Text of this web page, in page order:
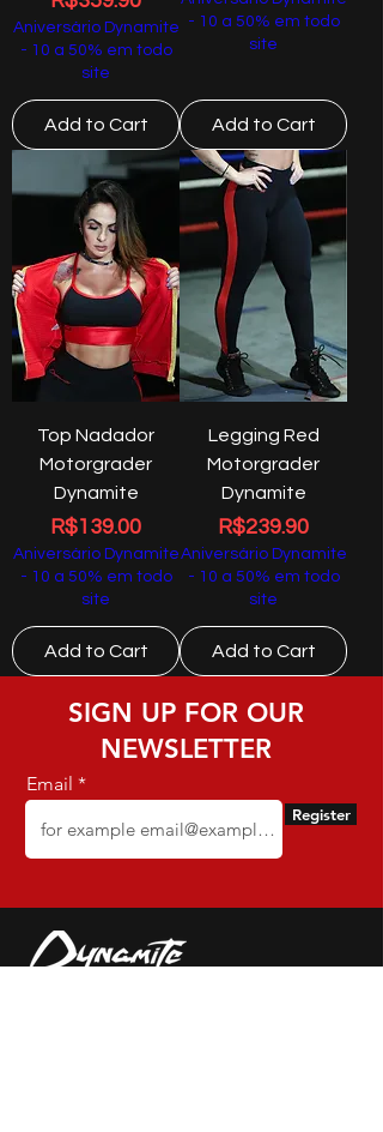
Aniversário Dynamite
- 10 a 50% em todo
site
Add to Cart
- 10 a 50% em todo
site
Add to Cart
Top Nadador
Motorgrader
Dynamite
Price
R$139.00
Aniversário Dynamite
- 10 a 50% em todo
site
Add to Cart
Legging Red
Motorgrader
Dynamite
Price
R$239.90
Aniversário Dynamite
- 10 a 50% em todo
site
Add to Cart
SIGN UP FOR OUR
NEWSLETTER
Email
Register